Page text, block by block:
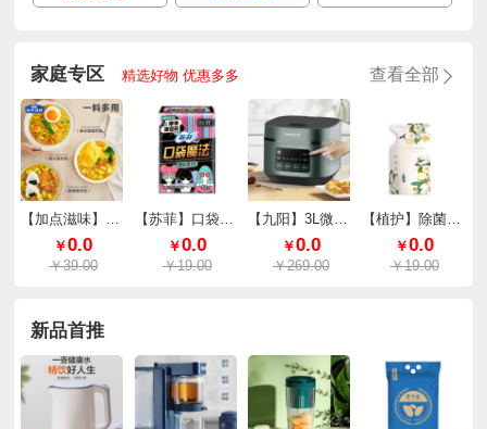
家庭专区 精选好物 优惠多多 查看全部
【加点滋味】泰式厚椰咖喱65g*2袋
￥0.0
￥39.00
【苏菲】口袋魔法零味感超薄棉柔日用240mm*10片/包
￥0.0
￥19.00
【九阳】3L微压快煮电饭煲F30FZ-F636
￥0.0
￥269.00
【植护】除菌除螨香氛洗衣液（樱花香型）
￥0.0
￥19.00
新品首推